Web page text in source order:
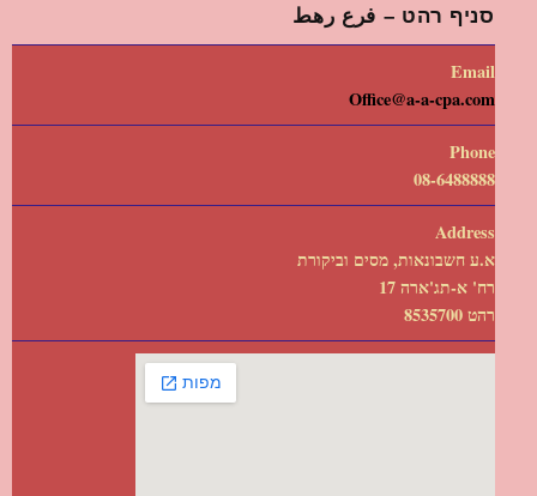
סניף רהט – فرع رهط
Email
Office@a-a-cpa.com
Phone
08-6488888
Address
א.ע חשבונאות, מסים וביקורת
רח' א-תג'ארה 17
רהט 8535700